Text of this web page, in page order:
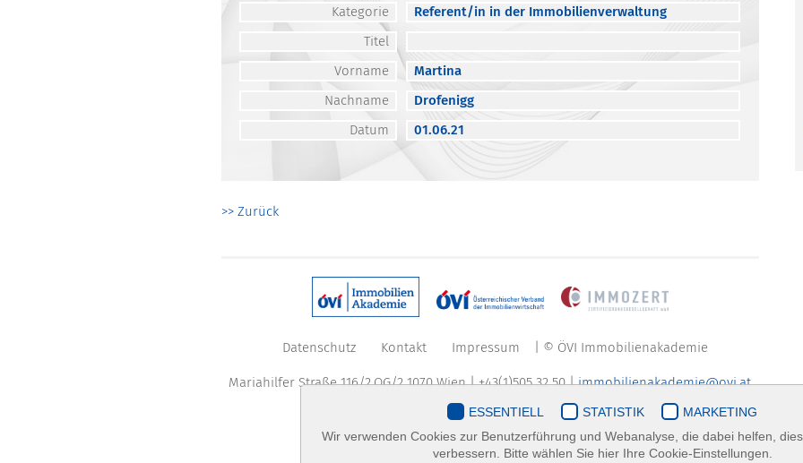
Kategorie
Referent/in in der Immobilienverwaltung
Titel
Vorname
Martina
Nachname
Drofenigg
Datum
01.06.21
>> Zurück
Datenschutz Kontakt Impressum | © ÖVI Immobilienakademie
Mariahilfer Straße 116/2.OG/2 1070 Wien | +43(1)505 32 50 |immobilienakademie@ovi.at
ESSENTIELL STATISTIK
MARKETING
Wir verwenden Cookies zur Benutzerführung und Webanalyse, die dabei helfen,
verbessern. Bitte wählen Sie hier Ihre Cookie-Einstellungen.